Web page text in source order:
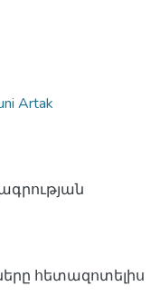
Artak
հետազոտելիս